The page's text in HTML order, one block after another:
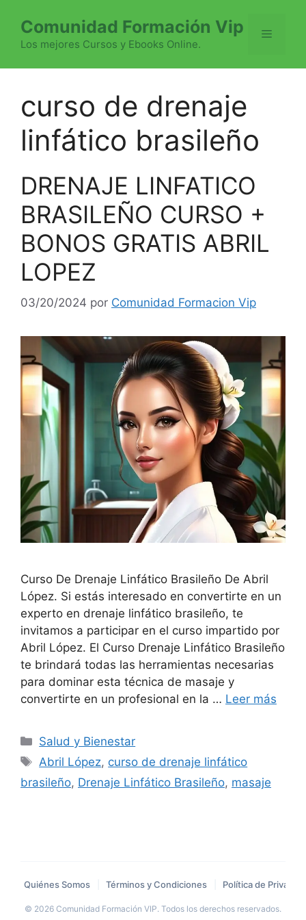
contenido
Comunidad Formación Vip
Los mejores Cursos y Ebooks Online.
Menú
curso de drenaje
linfático brasileño
DRENAJE LINFATICO
BRASILEÑO CURSO +
BONOS GRATIS ABRIL
LOPEZ
03/20/2024 por Comunidad Formacion Vip
Curso De Drenaje Linfático Brasileño De Abril
López. Si estás interesado en convertirte en un
experto en drenaje linfático brasileño, te
invitamos a participar en el curso impartido por
Abril López. El Curso Drenaje Linfático Brasileño
te brindará todas las herramientas necesarias
para dominar esta técnica de masaje y
convertirte en un profesional en la … Leer más
Categorías
Salud y Bienestar
Etiquetas
Abril López, curso de drenaje linfático
brasileño, Drenaje Linfático Brasileño, masaje
Quiénes Somos Términos y Condiciones Política de
© 2026 Comunidad Formación VIP. Todos los derechos reservados.